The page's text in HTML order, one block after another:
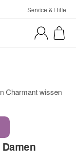
Service & Hilfe
Charmant wissen